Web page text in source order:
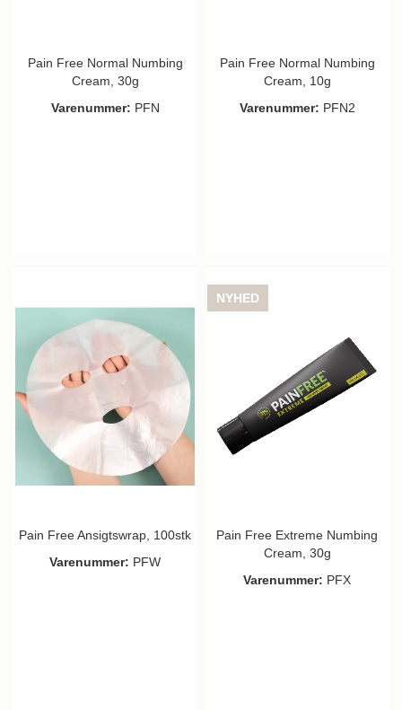
Pain Free Normal Numbing
Cream, 30g
Varenummer: PFN
Pain Free Normal Numbing
Cream, 10g
Varenummer: PFN2
Pain Free Ansigtswrap, 100stk
Varenummer: PFW
NYHED
Pain Free Extreme Numbing
Cream, 30g
Varenummer: PFX